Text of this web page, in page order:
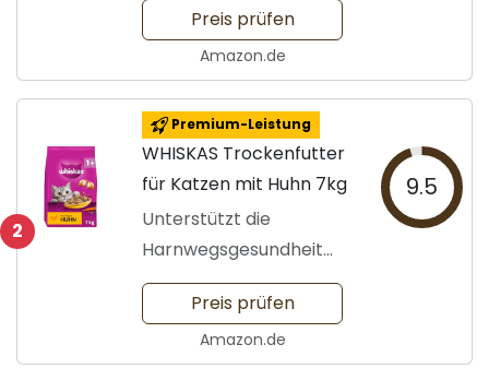
Preis prüfen
Amazon.de
2
Premium-Leistung
WHISKAS Trockenfutter
für Katzen mit Huhn 7kg
Unterstützt die
Harnwegsgesundheit
Ihrer Katze
9.5
Preis prüfen
Amazon.de